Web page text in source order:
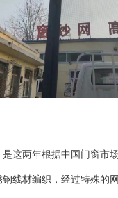
是这两年根据中国门窗市
线材编织，经过特殊的